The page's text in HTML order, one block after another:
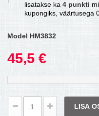
lisatakse ka 4 punkti
kupongiks, väärtusega
Model HM3832
45,5 €
LISA